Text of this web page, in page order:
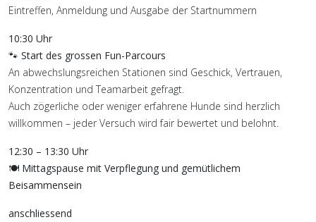
Eintreffen, Anmeldung und Ausgabe der Startnummern
10:30 Uhr
🐾 Start des grossen Fun-Parcours
An abwechslungsreichen Stationen sind Geschick, Vertrauen,
Konzentration und Teamarbeit gefragt.
Auch zögerliche oder weniger erfahrene Hunde sind herzlich
willkommen – jeder Versuch wird fair bewertet und belohnt.
12:30 – 13:30 Uhr
🍽️ Mittagspause mit Verpflegung und gemütlichem
Beisammensein
anschliessend